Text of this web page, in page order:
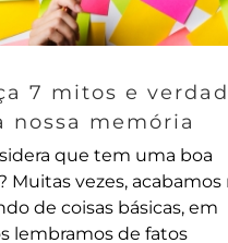
7 mitos e
nossa memória
que tem uma boa
Muitas vezes, acabamos
de coisas básicas, em
lembramos de fatos